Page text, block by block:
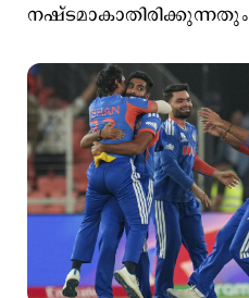
നഷ്ടമാകാതിരിക്കുന്നതും